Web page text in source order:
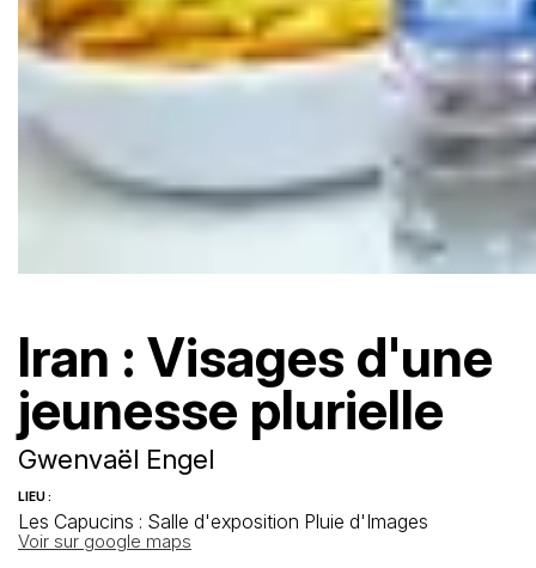
Iran : Visages d'une
jeunesse plurielle
Gwenvaël Engel
LIEU :
Les Capucins : Salle d'exposition Pluie d'Images
Voir sur google maps